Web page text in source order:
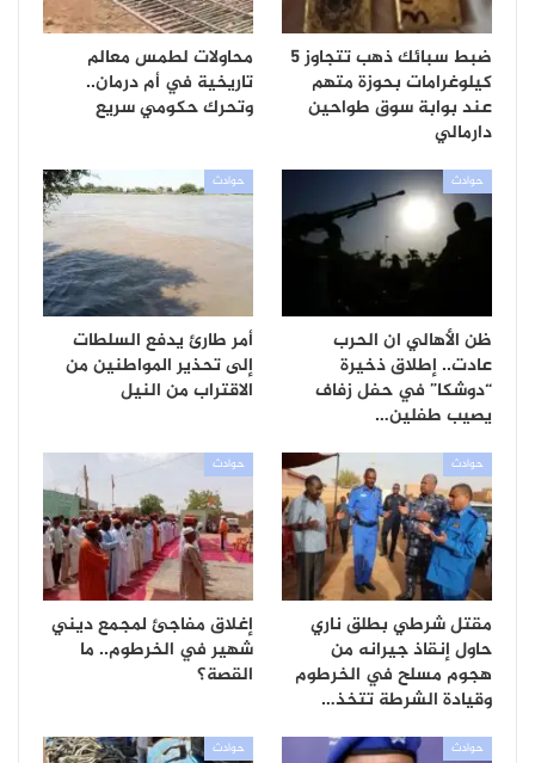
ضبط سبائك ذهب تتجاوز 5
كيلوغرامات بحوزة متهم
عند بوابة سوق طواحين
دارمالي
محاولات لطمس معالم
تاريخية في أم درمان..
وتحرك حكومي سريع
حوادث
ظن الأهالي ان الحرب
عادت.. إطلاق ذخيرة
“دوشكا” في حفل زفاف
يصيب طفلين…
حوادث
أمر طارئ يدفع السلطات
إلى تحذير المواطنين من
الاقتراب من النيل
حوادث
مقتل شرطي بطلق ناري
حاول إنقاذ جيرانه من
هجوم مسلح في الخرطوم
وقيادة الشرطة تتخذ…
حوادث
إغلاق مفاجئ لمجمع ديني
شهير في الخرطوم.. ما
القصة؟
حوادث حوادث